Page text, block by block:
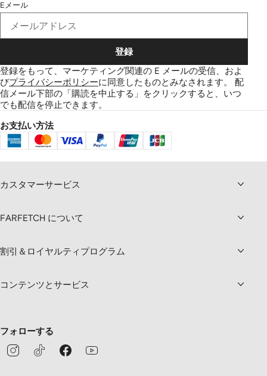
Eメール
登録
登録をもって、マーケティング関連の E メールの受信、およ
びプライバシーポリシーに同意したものとみなされます。 配
信メール下部の「購読を中止する」をクリックすると、いつ
でも配信を停止できます。
お支払い方法
カスタマーサービス
FARFETCH について
割引＆ロイヤルティプログラム
コンテンツとサービス
フォローする